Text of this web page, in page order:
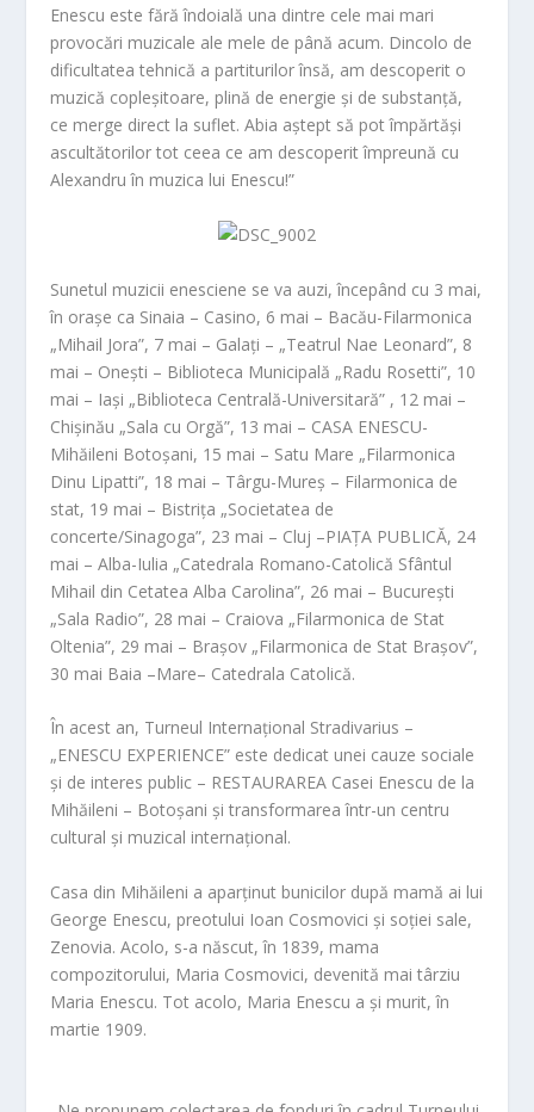
Enescu este fără îndoială una dintre cele mai mari
provocări muzicale ale mele de până acum. Dincolo de
dificultatea tehnică a partiturilor însă, am descoperit o
muzică copleșitoare, plină de energie și de substanță,
ce merge direct la suflet. Abia aștept să pot împărtăși
ascultătorilor tot ceea ce am descoperit împreună cu
Alexandru în muzica lui Enescu!”
Sunetul muzicii enesciene se va auzi, începând cu 3 mai,
în orașe ca Sinaia – Casino, 6 mai – Bacău-Filarmonica
„Mihail Jora”, 7 mai – Galați – „Teatrul Nae Leonard”, 8
mai – Onești – Biblioteca Municipală „Radu Rosetti”, 10
mai – Iași „Biblioteca Centrală-Universitară” , 12 mai –
Chișinău „Sala cu Orgă”, 13 mai – CASA ENESCU-
Mihăileni Botoșani, 15 mai – Satu Mare „Filarmonica
Dinu Lipatti”, 18 mai – Târgu-Mureș – Filarmonica de
stat, 19 mai – Bistrița „Societatea de
concerte/Sinagoga”, 23 mai – Cluj –PIAȚA PUBLICĂ, 24
mai –Alba-Iulia „Catedrala Romano-Catolică Sfântul
Mihail din Cetatea Alba Carolina”, 26 mai – București
„Sala Radio”, 28 mai – Craiova „Filarmonica de Stat
Oltenia”, 29 mai – Brașov „Filarmonica de Stat Brașov”,
30 mai Baia –Mare– Catedrala Catolică.
În acest an, Turneul Internațional Stradivarius –
„ENESCU EXPERIENCE” este dedicat unei cauze sociale
și de interes public – RESTAURAREA Casei Enescu de la
Mihăileni – Botoșani și transformarea într-un centru
cultural și muzical internațional.
Casa din Mihăileni a aparținut bunicilor după mamă ai lui
George Enescu, preotului Ioan Cosmovici și soției sale,
Zenovia. Acolo, s-a născut, în 1839, mama
compozitorului, Maria Cosmovici, devenită mai târziu
Maria Enescu. Tot acolo, Maria Enescu a și murit, în
martie 1909.